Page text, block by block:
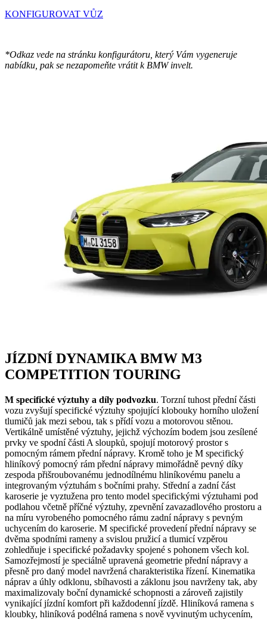
KONFIGUROVAT VŮZ
*Odkaz vede na stránku konfigurátoru, který Vám vygeneruje
nabídku, pak se nezapomeňte vrátit k BMW invelt.
JÍZDNÍ DYNAMIKA BMW M3
COMPETITION TOURING
M specifické výztuhy a díly podvozku. Torzní tuhost přední části
vozu zvyšují specifické výztuhy spojující klobouky horního uložení
tlumičů jak mezi sebou, tak s přídí vozu a motorovou stěnou.
Vertikálně umístěné výztuhy, jejichž výchozím bodem jsou zesílené
prvky ve spodní části A sloupků, spojují motorový prostor s
pomocným rámem přední nápravy. Kromě toho je M specifický
hliníkový pomocný rám přední nápravy mimořádně pevný díky
zespoda přišroubovanému jednodílnému hliníkovému panelu a
integrovaným výztuhám s bočními prahy. Střední a zadní část
karoserie je vyztužena pro tento model specifickými výztuhami pod
podlahou včetně příčné výztuhy, zpevnění zavazadlového prostoru a
na míru vyrobeného pomocného rámu zadní nápravy s pevným
uchycením do karoserie. M specifické provedení přední nápravy se
dvěma spodními rameny a svislou pružicí a tlumicí vzpěrou
zohledňuje i specifické požadavky spojené s pohonem všech kol.
Samozřejmostí je speciálně upravená geometrie přední nápravy a
přesně pro daný model navržená charakteristika řízení. Kinematika
náprav a úhly odklonu, sbíhavosti a záklonu jsou navrženy tak, aby
maximalizovaly boční dynamické schopnosti a zároveň zajistily
vynikající jízdní komfort při každodenní jízdě. Hliníková ramena s
kloubky, hliníková podélná ramena s nově vyvinutým uchycením,